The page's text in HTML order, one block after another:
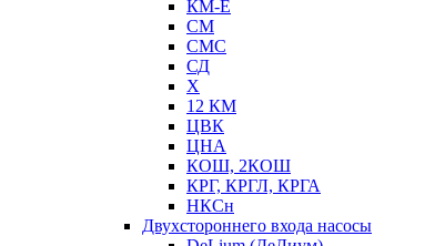
КМ-Е
СМ
СМС
СД
Х
12 КМ
ЦВК
ЦНА
КОШ, 2КОШ
КРГ, КРГЛ, КРГА
НКСн
Двухстороннего входа насосы